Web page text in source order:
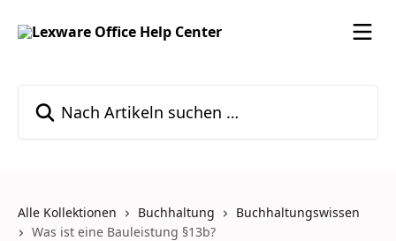
Alle Kollektionen Buchhaltung
Buchhaltungswissen
Was ist eine Bauleistung §13b?